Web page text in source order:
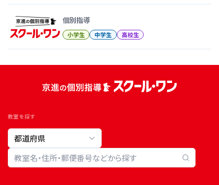
個別指導
小学生 中学生 高校生
教室を探す
教室検索